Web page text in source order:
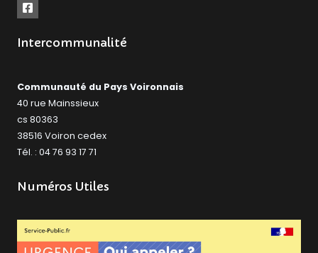
Intercommunalité
Communauté du Pays Voironnais
40 rue Mainssieux
cs 80363
38516 Voiron cedex
Tél. : 04 76 93 17 71
Numéros Utiles